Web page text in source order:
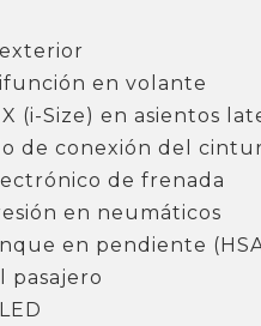
en volante
(i-Size) en asientos
de conexión del
de frenada
en neumáticos
en pendiente
pasajero